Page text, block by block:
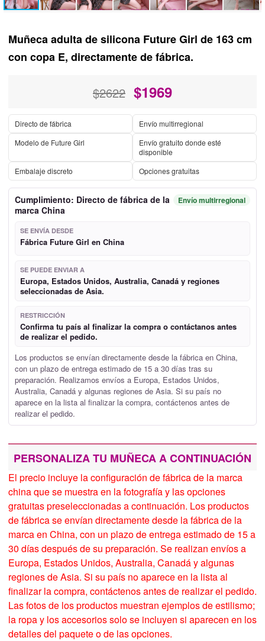
Muñeca adulta de silicona Future Girl de 163 cm
con copa E, directamente de fábrica.
$2622 $1969
Directo de fábrica
Envío multirregional
Modelo de Future Girl
Envío gratuito donde esté
disponible
Embalaje discreto
Opciones gratuitas
Cumplimiento: Directo de fábrica de la
marca China
Envío multirregional
SE ENVÍA DESDE
Fábrica Future Girl en China
SE PUEDE ENVIAR A
Europa, Estados Unidos, Australia, Canadá y regiones
seleccionadas de Asia.
RESTRICCIÓN
Confirma tu país al finalizar la compra o contáctanos antes
de realizar el pedido.
Los productos se envían directamente desde la fábrica en China,
con un plazo de entrega estimado de 15 a 30 días tras su
preparación. Realizamos envíos a Europa, Estados Unidos,
Australia, Canadá y algunas regiones de Asia. Si su país no
aparece en la lista al finalizar la compra, contáctenos antes de
realizar el pedido.
PERSONALIZA TU MUÑECA A CONTINUACIÓN
El precio incluye la configuración de fábrica de la marca
china que se muestra en la fotografía y las opciones
gratuitas preseleccionadas a continuación. Los productos
de fábrica se envían directamente desde la fábrica de la
marca en China, con un plazo de entrega estimado de 15 a
30 días después de su preparación. Se realizan envíos a
Europa, Estados Unidos, Australia, Canadá y algunas
regiones de Asia. Si su país no aparece en la lista al
finalizar la compra, contáctenos antes de realizar el pedido.
Las fotos de los productos muestran ejemplos de estilismo;
la ropa y los accesorios solo se incluyen si aparecen en los
detalles del paquete o de las opciones.